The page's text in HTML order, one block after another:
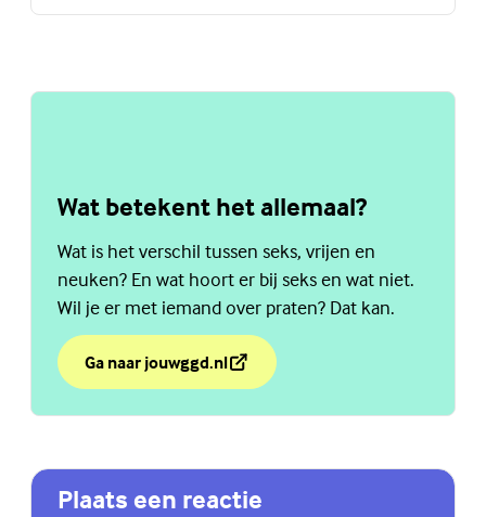
Wat betekent het allemaal?
Wat is het verschil tussen seks, vrijen en
neuken? En wat hoort er bij seks en wat niet.
Wil je er met iemand over praten? Dat kan.
Ga naar jouwggd.nl
over Wat betekent het allemaal?
(Externe link)
Plaats een reactie